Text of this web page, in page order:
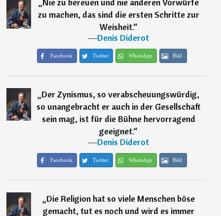
zu machen, das sind die ersten Schritte zur
Weisheit.“
―Denis Diderot
Facebook Twitter WhatsApp Bild
„Der Zynismus, so verabscheuungswürdig,
so unangebracht er auch in der Gesellschaft
sein mag, ist für die Bühne hervorragend
geeignet.“
―Denis Diderot
Facebook Twitter WhatsApp Bild
„Die Religion hat so viele Menschen böse
gemacht, tut es noch und wird es immer